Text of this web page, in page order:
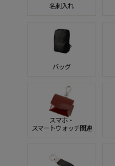
名刺入れ
バッグ
スマホ・
スマートウォッチ関連